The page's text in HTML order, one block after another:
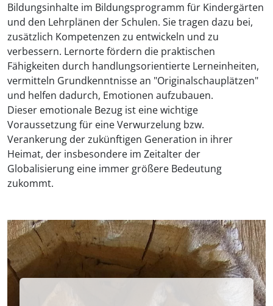
Bildungsinhalte im Bildungsprogramm für Kindergärten
und den Lehrplänen der Schulen. Sie tragen dazu bei,
zusätzlich Kompetenzen zu entwickeln und zu
verbessern. Lernorte fördern die praktischen
Fähigkeiten durch handlungsorientierte Lerneinheiten,
vermitteln Grundkenntnisse an "Originalschauplätzen"
und helfen dadurch, Emotionen aufzubauen.
Dieser emotionale Bezug ist eine wichtige
Voraussetzung für eine Verwurzelung bzw.
Verankerung der zukünftigen Generation in ihrer
Heimat, der insbesondere im Zeitalter der
Globalisierung eine immer größere Bedeutung
zukommt.